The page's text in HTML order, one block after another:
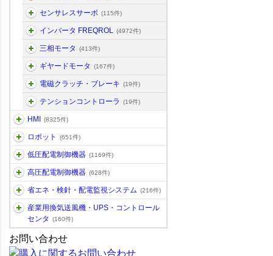
センサレスサーボ (115件)
インバータ FREQROL (4972件)
三相モータ (413件)
ギヤードモータ (167件)
電磁クラッチ・ブレーキ (19件)
テンションコントローラ (19件)
HMI (8325件)
ロボット (651件)
低圧配電制御機器 (1169件)
高圧配電制御機器 (628件)
省エネ・検針・配電監視システム (216件)
産業用換気送風機・UPS・コントロール
センタ
(160件)
お問い合わせ